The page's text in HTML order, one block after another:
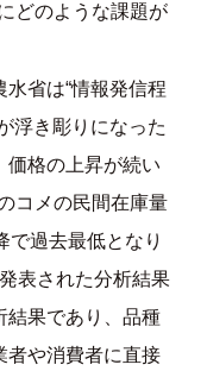
どのような課題が
省は“情報発信程
浮き彫りになった
価格の上昇が続い
コメの民間在庫量
で過去最低となり
表された分析結果
結果であり、品種
者や消費者に直接